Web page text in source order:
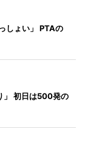
しょい」 PTAの
」 初日は500発の